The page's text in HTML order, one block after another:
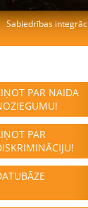
PAR NAIDA
PAR
Sabiedrības